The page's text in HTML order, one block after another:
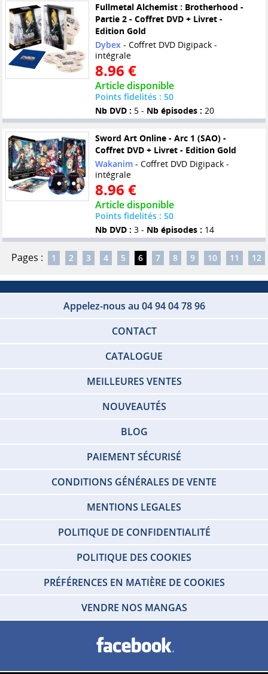
Fullmetal Alchemist : Brotherhood -
Partie 2 - Coffret DVD + Livret -
Edition Gold
Dybex - Coffret DVD Digipack -
intégrale
8.96 €
Article disponible
Points fidelités : 50
Nb DVD : 5 - Nb épisodes : 20
Sword Art Online - Arc 1 (SAO) -
Coffret DVD + Livret - Edition Gold
Wakanim- Coffret DVD Digipack -
intégrale
8.96 €
Article disponible
Points fidelités : 50
Nb DVD : 3 - Nb épisodes : 14
Pages : 1 2 3 4 5 6 7 8 9 10 11 12
Appelez-nous au 04 94 04 78 96
CONTACT
CATALOGUE
MEILLEURES VENTES
NOUVEAUTÉS
BLOG
PAIEMENT SÉCURISÉ
CONDITIONS GÉNÉRALES DE VENTE
MENTIONS LEGALES
POLITIQUE DE CONFIDENTIALITÉ
POLITIQUE DES COOKIES
PRÉFÉRENCES EN MATIÈRE DE COOKIES
VENDRE NOS MANGAS